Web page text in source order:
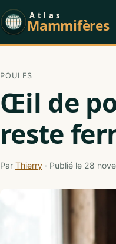
Atlas
Mammifères
POULES
Œil de
reste
Par Thierry · Publié le 28